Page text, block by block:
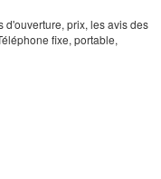
d'ouverture, prix, les avis des
fixe, portable,